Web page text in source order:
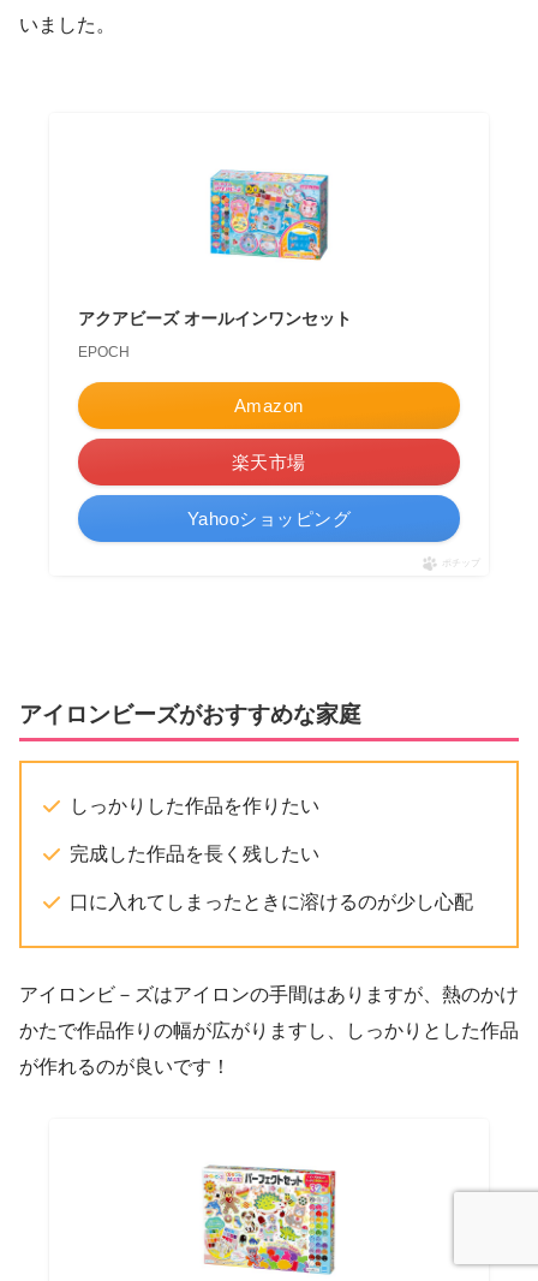
いました。
アクアビーズ オールインワンセット
EPOCH
Amazon
楽天市場
Yahooショッピング
ポチップ
アイロンビーズがおすすめな家庭
しっかりした作品を作りたい
完成した作品を長く残したい
口に入れてしまったときに溶けるのが少し心配
アイロンビ－ズはアイロンの手間はありますが、熱のかけ
かたで作品作りの幅が広がりますし、しっかりとした作品
が作れるのが良いです！